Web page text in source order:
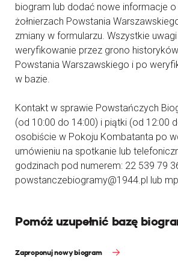
biogram lub dodać nowe informacje
żołnierzach Powstania
zmiany w formularzu. Wszystkie
weryfikowanie przez grono
Powstania Warszawskiego i po
w bazie.
Kontakt w sprawie Powstańczych
(od 10:00 do 14:00) i piątki (od 12:00
osobiście w Pokoju Kombatanta po
umówieniu na spotkanie lub
godzinach pod numerem: 22 539 79
powstanczebiogramy@1944.pl lub
Pomóż uzupełnić bazę
Zaproponuj nowy biogram